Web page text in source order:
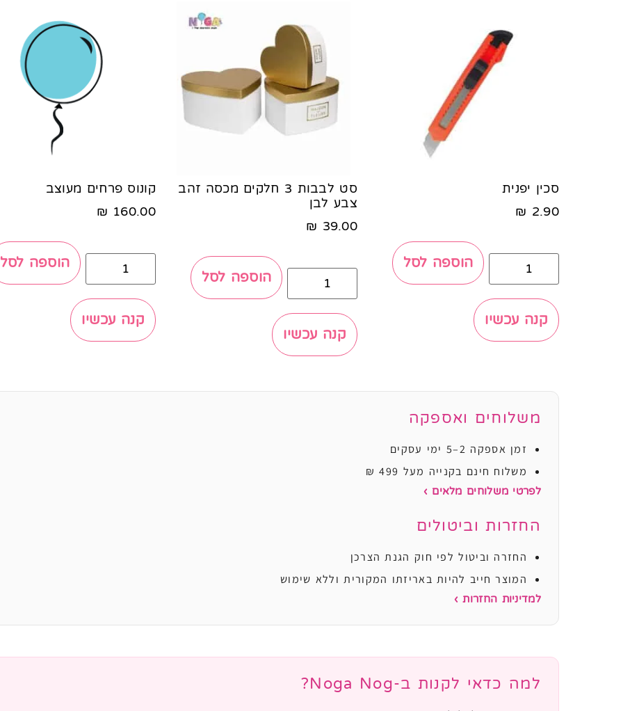
סכין יפנית
2.90
₪
הוספה לסל
קנה עכשיו
סט לבבות 3 חלקים מכסה זהב
צבע לבן
39.00
₪
הוספה לסל
קנה עכשיו
קונוס פרחים מעוצב
160.00
₪
הוספה לסל
קנה עכשיו
משלוחים ואספקה
זמן אספקה 2–5 ימי עסקים
משלוח חינם בקנייה מעל 499 ₪
לפרטי משלוחים מלאים ›
החזרות וביטולים
החזרה וביטול לפי חוק הגנת הצרכן
המוצר חייב להיות באריזתו המקורית וללא שימוש
למדיניות החזרות ›
למה כדאי לקנות ב-Noga Nog?